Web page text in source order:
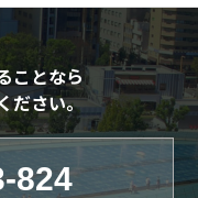
ことなら
ださい。
824